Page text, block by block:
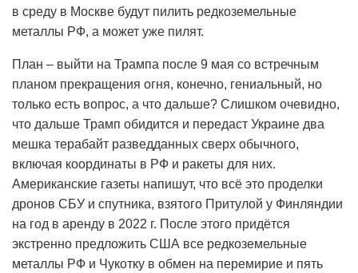
в среду в Москве будут пилить редкоземельные
металлы РФ, а может уже пилят.
План – выйти на Трампа после 9 мая со встречным
планом прекращения огня, конечно, гениальный, но
только есть вопрос, а что дальше? Слишком очевидно,
что дальше Трамп обидится и передаст Украине два
мешка терабайт разведданных сверх обычного,
включая координаты в РФ и ракеты для них.
Американские газеты напишут, что всё это проделки
дронов СБУ и спутника, взятого Притулой у Финляндии
на год в аренду в 2022 г. После этого придётся
экстренно предложить США все редкоземельные
металлы РФ и Чукотку в обмен на перемирие и пять